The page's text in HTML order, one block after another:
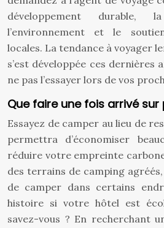
développement durable,
l’environnement et le
locales. La tendance à voyager
s’est développée ces dernières
ne pas l’essayer lors de vos
Que faire une fois arrivé sur
Essayez de camper au lieu de
permettra d’économiser
réduire votre empreinte
des terrains de camping
de camper dans certains
histoire si votre hôtel est
savez-vous ? En recherchant